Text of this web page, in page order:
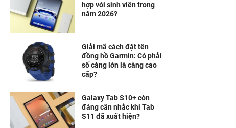
hợp với sinh viên trong
năm 2026?
Giải mã cách đặt tên
đồng hồ Garmin: Có phải
số càng lớn là càng cao
cấp?
Galaxy Tab S10+ còn
đáng cân nhắc khi Tab
S11 đã xuất hiện?